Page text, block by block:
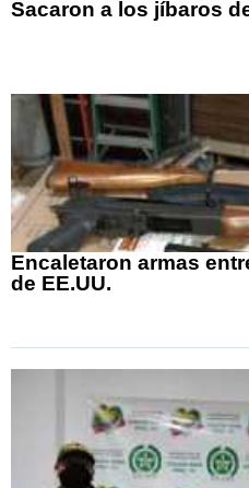
Sacaron a los jíbaros
Encaletaron armas
de EE.UU.